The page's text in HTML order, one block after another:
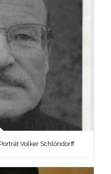
Volker Schlöndorff